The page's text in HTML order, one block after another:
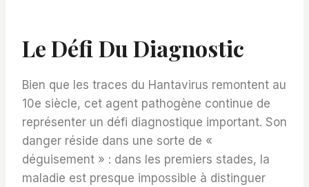
Le Défi Du Diagnostic
Bien que les traces du Hantavirus remontent au
10e siècle, cet agent pathogène continue de
représenter un défi diagnostique important. Son
danger réside dans une sorte de «
déguisement » : dans les premiers stades, la
maladie est presque impossible à distinguer